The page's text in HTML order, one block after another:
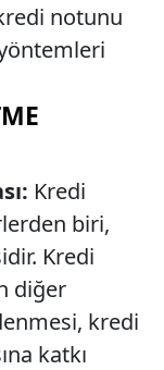
notunu
Kredi
biri,
Kredi
diğer
kredi
katkı